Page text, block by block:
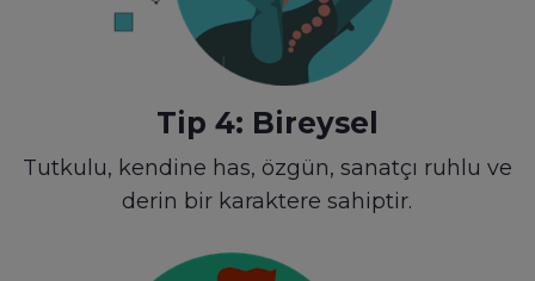
Tip 4: Bireysel
Tutkulu, kendine has, özgün, sanatçı ruhlu ve
derin bir karaktere sahiptir.